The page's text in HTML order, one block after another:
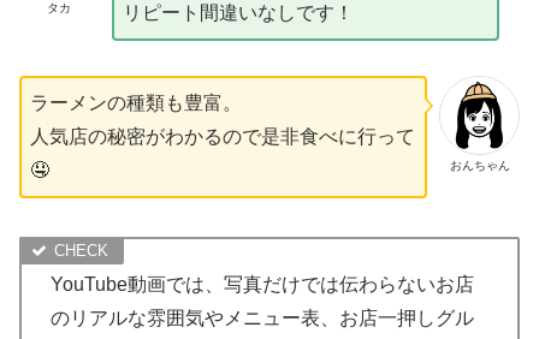
タカ
リピート間違いなしです！
おんちゃん
ラーメンの種類も豊富。
人気店の秘密がわかるので是非食べに行って
🤤
YouTube動画では、写真だけでは伝わらないお店
のリアルな雰囲気やメニュー表、お店一押しグル